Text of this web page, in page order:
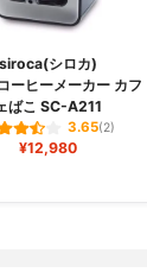
siroca(シロカ)
ーヒーメーカー カフ
ばこ SC-A211
3.65(2)
¥12,980